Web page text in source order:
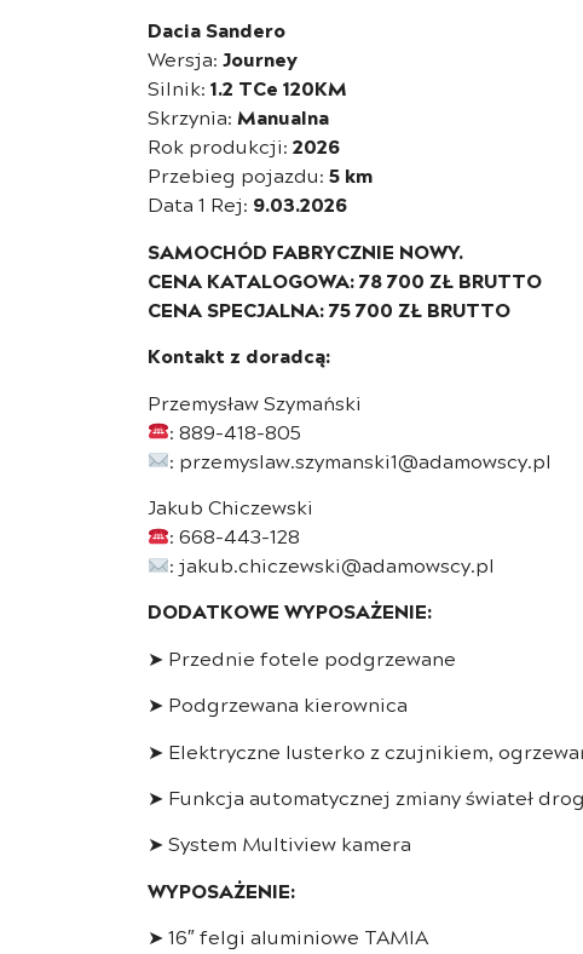
Dacia Sandero
Wersja: Journey
Silnik: 1.2 TCe 120KM
Skrzynia: Manualna
Rok produkcji: 2026
Przebieg pojazdu: 5 km
Data 1 Rej: 9.03.2026
SAMOCHÓD FABRYCZNIE NOWY.
CENA KATALOGOWA: 78 700 ZŁ BRUTTO
CENA SPECJALNA: 75 700 ZŁ BRUTTO
Kontakt z doradcą:
Przemysław Szymański
: 889-418-805
: przemyslaw.szymanski1@adamowscy.pl
Jakub Chiczewski
: 668-443-128
: jakub.chiczewski@adamowscy.pl
DODATKOWE WYPOSAŻENIE:
➤ Przednie fotele podgrzewane
➤ Podgrzewana kierownica
➤ Elektryczne lusterko z czujnikiem,
➤ Funkcja automatycznej zmiany świateł
➤ System Multiview kamera
WYPOSAŻENIE:
➤ 16″ felgi aluminiowe TAMIA